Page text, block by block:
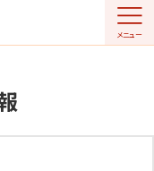
メニュー